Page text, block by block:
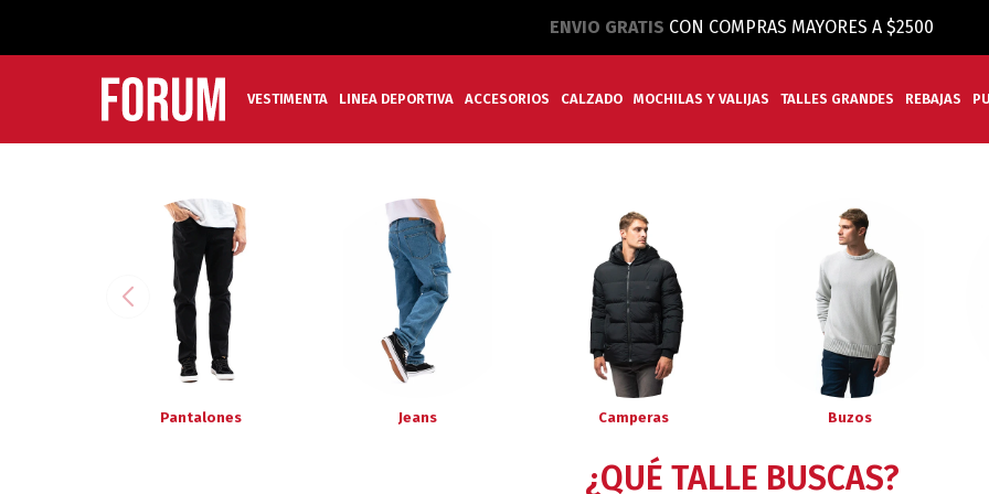
ENVIO GRATIS CON COMPRAS MAYORES A $2500
VESTIMENTA LINEA DEPORTIVA ACCESORIOS CALZADO MOCHILAS Y VALIJAS TALLES GRANDES REBAJAS
Pantalones Jeans Camperas Buzos
¿QUÉ TALLE BUSCAS?